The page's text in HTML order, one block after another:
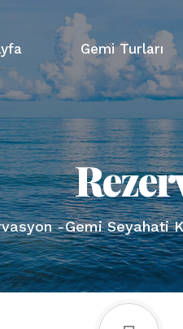
Gemi Turları
-Gemi Seyahati